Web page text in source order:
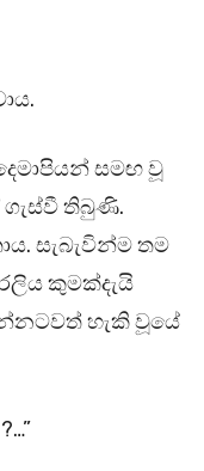
සමඟ වූ
තිබුණි.
සැබැවින්ම තම
කුමක්දැයි
හැකි වූයේ